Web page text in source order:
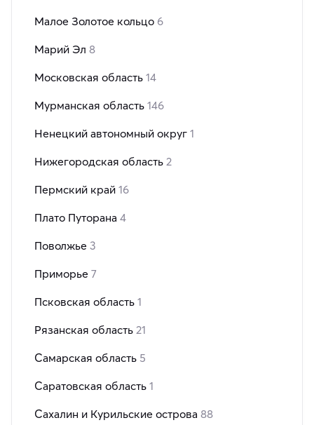
Малое Золотое кольцо 6
Марий Эл 8
Московская область 14
Мурманская область 146
Ненецкий автономный округ 1
Нижегородская область 2
Пермский край 16
Плато Путорана 4
Поволжье 3
Приморье 7
Псковская область 1
Рязанская область 21
Самарская область 5
Саратовская область 1
Сахалин и Курильские острова 88